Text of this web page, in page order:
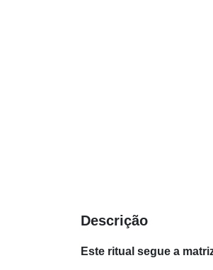
Descrição
Este ritual segue a